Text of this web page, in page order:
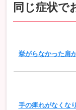
同じ症状で
挙がらなかった肩
手の痺れがなくな